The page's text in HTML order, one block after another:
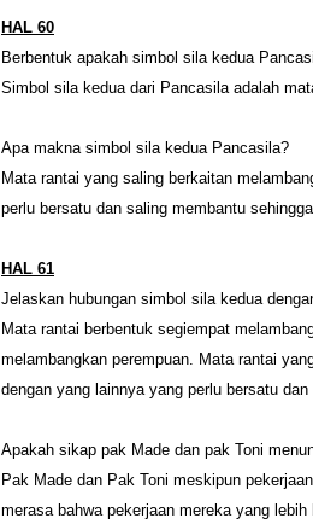
Belajar Dari Rumah
Jawaban BUPENA
Jawaban ESPS
Belajar Dari Rumah
Ulangan Harian PKn
HAL 60
Berbentuk apakah simbol sila kedua
Simbol sila kedua dari Pancasila adalah
Apa makna simbol sila kedua Pancasila?
Mata rantai yang saling berkaitan
perlu bersatu dan saling membantu
HAL 61
Jelaskan hubungan simbol sila kedua
Mata rantai berbentuk segiempat
melambangkan perempuan. Mata rantai
dengan yang lainnya yang perlu bersatu
Apakah sikap pak Made dan pak Toni
Pak Made dan Pak Toni meskipun
merasa bahwa pekerjaan mereka yang